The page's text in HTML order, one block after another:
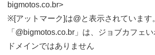
bigmotos.co.br>
※[アットマーク]は@と表示されています
「@bigmotos.co.br」は、ジョブカフェ
ドメインではありません